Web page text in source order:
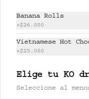
Banana Rolls
+$26.000
Vietnamese Hot
+$25.000
Elige tu KO
Seleccione al